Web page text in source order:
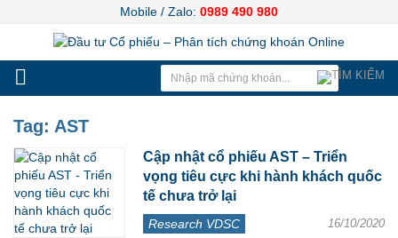
Mobile / Zalo: 0989 490 980
Tag: AST
Cập nhật cổ phiếu AST – Triển
vọng tiêu cực khi hành khách quốc
tế chưa trở lại
Research VDSC 16/10/2020